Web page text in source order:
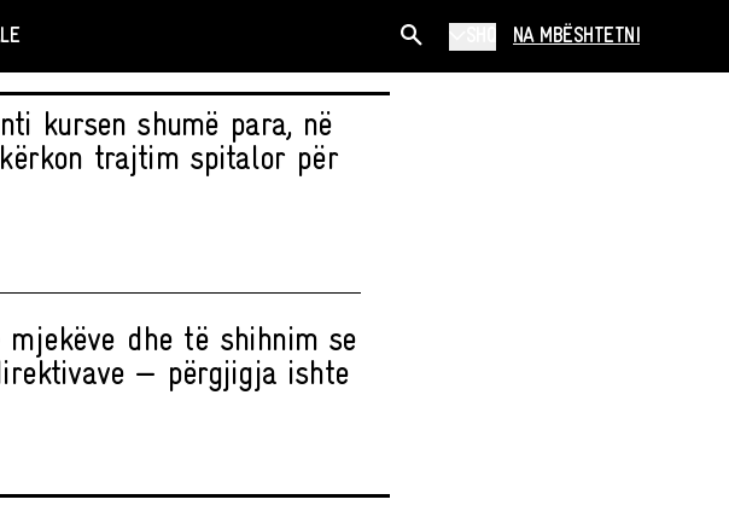
NA MBËSHTETNI
kursen shumë para, në
trajtim spitalor për
dhe të shihnim se
— përgjigja ishte